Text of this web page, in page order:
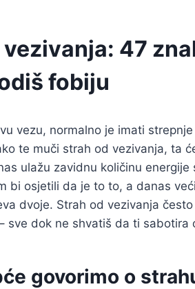
47
fobiju
vezu, normalno je imati
te muči strah od vezivanja, ta
ulažu zavidnu količinu
bi osjetili da je to to, a danas
dvoje. Strah od vezivanja
sve dok ne shvatiš da ti sabotira
govorimo o